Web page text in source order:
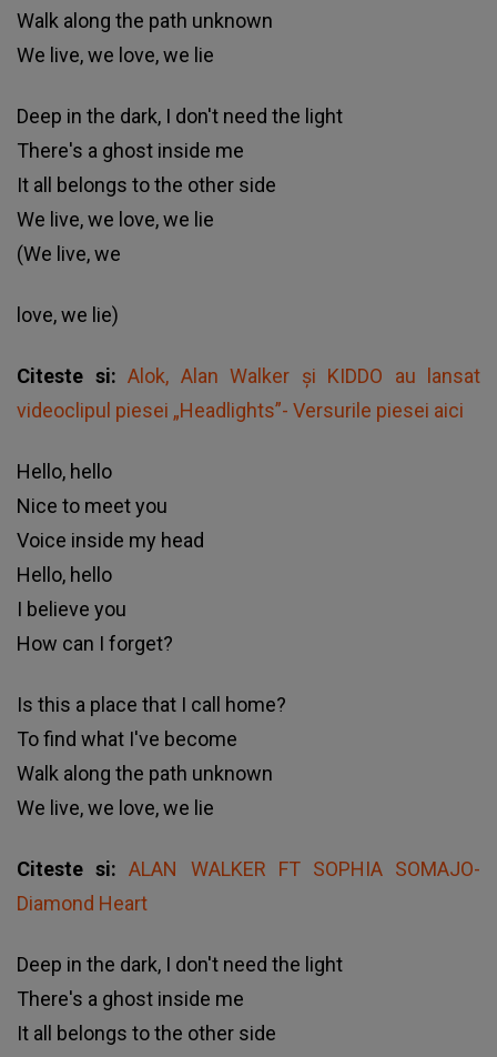
Walk along the path unknown
We live, we love, we lie
Deep in the dark, I don't need the light
There's a ghost inside me
It all belongs to the other side
We live, we love, we lie
(We live, we
love, we lie)
Citeste si: Alok, Alan Walker și KIDDO au lansat
videoclipul piesei „Headlights”- Versurile piesei aici
Hello, hello
Nice to meet you
Voice inside my head
Hello, hello
I believe you
How can I forget?
Is this a place that I call home?
To find what I've become
Walk along the path unknown
We live, we love, we lie
Citeste si:ALAN WALKER FT SOPHIA SOMAJO-
Diamond Heart
Deep in the dark, I don't need the light
There's a ghost inside me
It all belongs to the other side